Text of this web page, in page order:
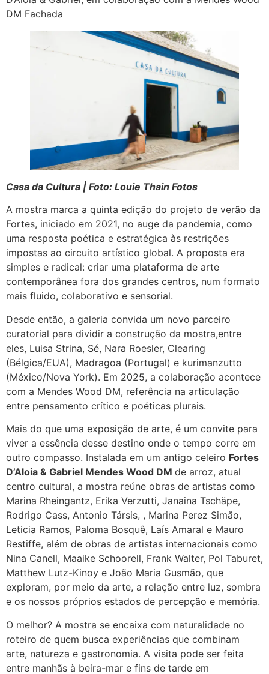
DM Fachada
Casa da Cultura | Foto: Louie Thain Fotos
A mostra marca a quinta edição do projeto de verão da
Fortes, iniciado em 2021, no auge da pandemia, como
uma resposta poética e estratégica às restrições
impostas ao circuito artístico global. A proposta era
simples e radical: criar uma plataforma de arte
contemporânea fora dos grandes centros, num formato
mais fluido, colaborativo e sensorial.
Desde então, a galeria convida um novo parceiro
curatorial para dividir a construção da mostra,entre
eles, Luisa Strina, Sé, Nara Roesler, Clearing
(Bélgica/EUA), Madragoa (Portugal) e kurimanzutto
(México/Nova York). Em 2025, a colaboração acontece
com a Mendes Wood DM, referência na articulação
entre pensamento crítico e poéticas plurais.
Mais do que uma exposição de arte, é um convite para
viver a essência desse destino onde o tempo corre em
outro compasso. Instalada em um antigo celeiro Fortes
D’Aloia & Gabriel Mendes Wood DM de arroz, atual
centro cultural, a mostra reúne obras de artistas como
Marina Rheingantz, Erika Verzutti, Janaina Tschäpe,
Rodrigo Cass, Antonio Társis, , Marina Perez Simão,
Leticia Ramos, Paloma Bosquê, Laís Amaral e Mauro
Restiffe, além de obras de artistas internacionais como
Nina Canell, Maaike Schoorell, Frank Walter, Pol Taburet,
Matthew Lutz-Kinoy e João Maria Gusmão, que
exploram, por meio da arte, a relação entre luz, sombra
e os nossos próprios estados de percepção e memória.
O melhor? A mostra se encaixa com naturalidade no
roteiro de quem busca experiências que combinam
arte, natureza e gastronomia. A visita pode ser feita
entre manhãs à beira-mar e fins de tarde em